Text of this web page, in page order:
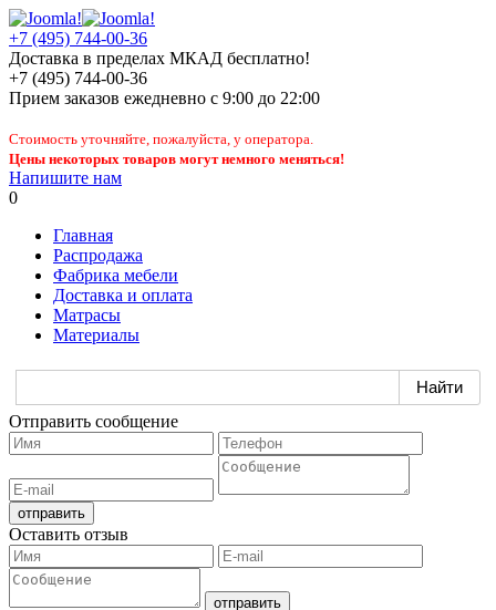
+7 (495) 744-00-36
Доставка в пределах МКАД бесплатно!
+7 (495) 744-00-36
Прием заказов ежедневно с 9:00 до 22:00
Стоимость уточняйте, пожалуйста, у оператора.
Цены некоторых товаров могут немного меняться!
Напишите нам
0
Главная
Распродажа
Фабрика мебели
Доставка и оплата
Матрасы
Материалы
Отправить сообщение
Оставить отзыв